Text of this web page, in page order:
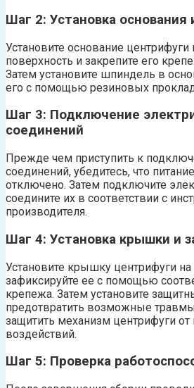
Шаг 2: Установка
Установите основание центрифуги
поверхность и закрепите его
Затем установите шпиндель в
его с помощью резиновых
Шаг 3: Подключение
соединений
Прежде чем приступить к
соединений, убедитесь, что
отключено. Затем подключите
соедините их в соответствии с
производителя.
Шаг 4: Установка крышки и
Установите крышку центрифуги
зафиксируйте ее с помощью
крепежа. Затем установите
предотвратить возможные
защитить механизм центрифуги
воздействий.
Шаг 5: Проверка